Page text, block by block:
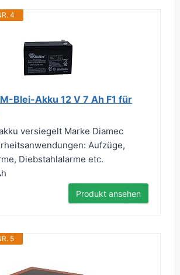
4
Blei-Akku 12 V 7 Ah F1 für
versiegelt Marke Diamec
Aufzüge,
Diebstahlalarme etc.
Produkt ansehen
5